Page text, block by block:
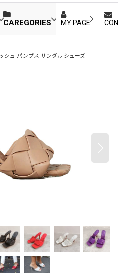
CAREGORIES MY PAGE
シュ パンプス サンダル シューズ